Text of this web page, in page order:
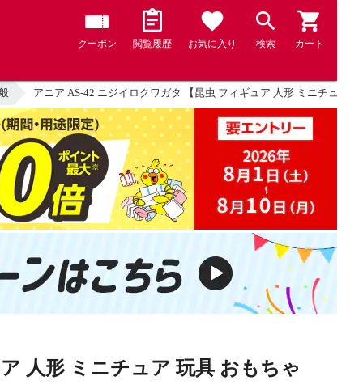
クーポン 閲覧履歴 お気に入り 検索 カート
アニア AS-42 ニジイロクワガタ 【昆虫 フィギュア 人形 ミニチュア
人形 ミニチュア 玩具 おもちゃ